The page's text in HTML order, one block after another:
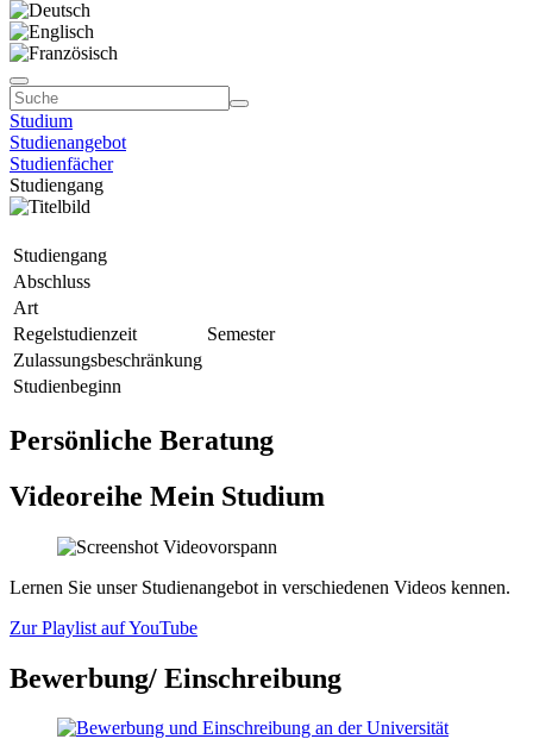
Studium
Studienangebot
Studienfächer
Studiengang
Studiengang
Abschluss
Art
Regelstudienzeit
Semester
Zulassungsbeschränkung
Studienbeginn
Persönliche Beratung
Videoreihe Mein Studium
Lernen Sie unser Studienangebot in verschiedenen Videos kennen.
Zur Playlist auf YouTube
Bewerbung/ Einschreibung